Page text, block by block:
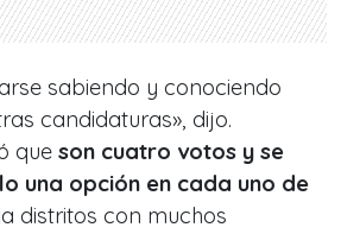
sabiendo y conociendo
candidaturas», dijo.
que son cuatro votos y se
una opción en cada uno de
distritos con muchos